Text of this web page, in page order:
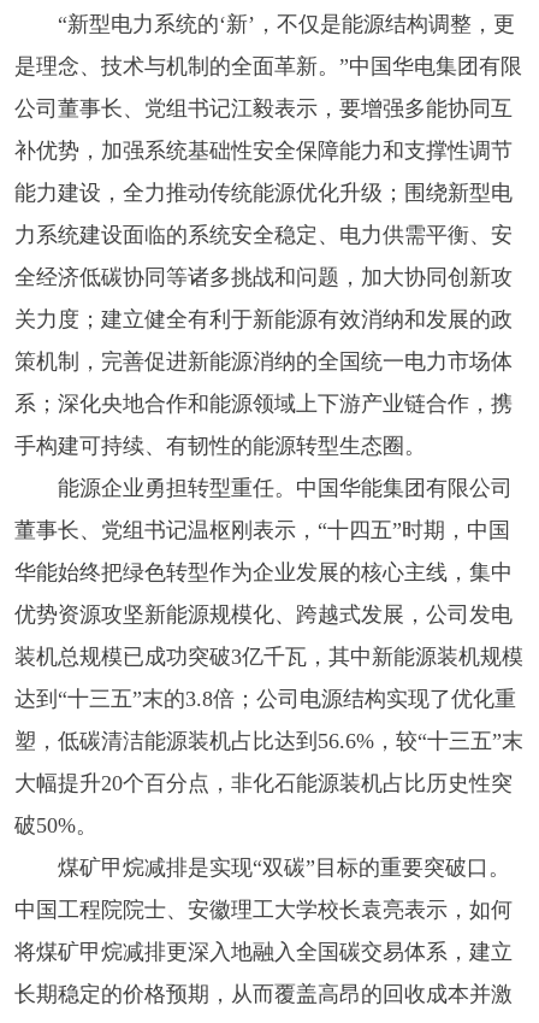
“新型电力系统的‘新’，不仅是能源结构调整，更
是理念、技术与机制的全面革新。”中国华电集团有限
公司董事长、党组书记江毅表示，要增强多能协同互
补优势，加强系统基础性安全保障能力和支撑性调节
能力建设，全力推动传统能源优化升级；围绕新型电
力系统建设面临的系统安全稳定、电力供需平衡、安
全经济低碳协同等诸多挑战和问题，加大协同创新攻
关力度；建立健全有利于新能源有效消纳和发展的政
策机制，完善促进新能源消纳的全国统一电力市场体
系；深化央地合作和能源领域上下游产业链合作，携
手构建可持续、有韧性的能源转型生态圈。
能源企业勇担转型重任。中国华能集团有限公司
董事长、党组书记温枢刚表示，“十四五”时期，中国
华能始终把绿色转型作为企业发展的核心主线，集中
优势资源攻坚新能源规模化、跨越式发展，公司发电
装机总规模已成功突破3亿千瓦，其中新能源装机规模
达到“十三五”末的3.8倍；公司电源结构实现了优化重
塑，低碳清洁能源装机占比达到56.6%，较“十三五”末
大幅提升20个百分点，非化石能源装机占比历史性突
破50%。
煤矿甲烷减排是实现“双碳”目标的重要突破口。
中国工程院院士、安徽理工大学校长袁亮表示，如何
将煤矿甲烷减排更深入地融入全国碳交易体系，建立
长期稳定的价格预期，从而覆盖高昂的回收成本并激